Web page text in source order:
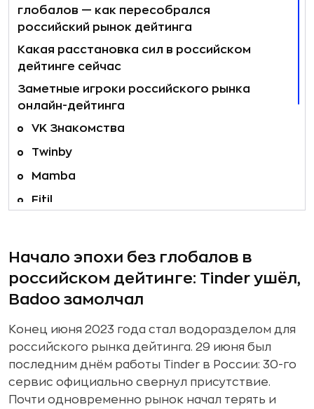
глобалов — как пересобрался
российский рынок дейтинга
Какая расстановка сил в российском
дейтинге сейчас
Заметные игроки российского рынка
онлайн-дейтинга
VK Знакомства
Twinby
Mamba
Fitil
88date
Тренды дейтинга в России и в мире: от
массмаркета к сегментации и от
человека к AI (и обратно)
Начало эпохи без глобалов в
российском дейтинге: Tinder ушёл,
Badoo замолчал
Конец июня 2023 года стал водоразделом для
российского рынка дейтинга. 29 июня был
последним днём работы Tinder в России: 30-го
сервис официально свернул присутствие.
Почти одновременно рынок начал терять и